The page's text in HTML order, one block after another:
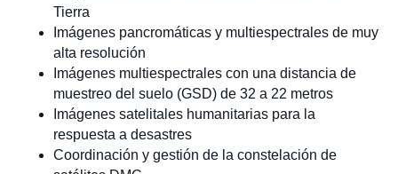
Tierra
Imágenes pancromáticas y multiespectrales de muy
alta resolución
Imágenes multiespectrales con una distancia de
muestreo del suelo (GSD) de 32 a 22 metros
Imágenes satelitales humanitarias para la
respuesta a desastres
Coordinación y gestión de la constelación de